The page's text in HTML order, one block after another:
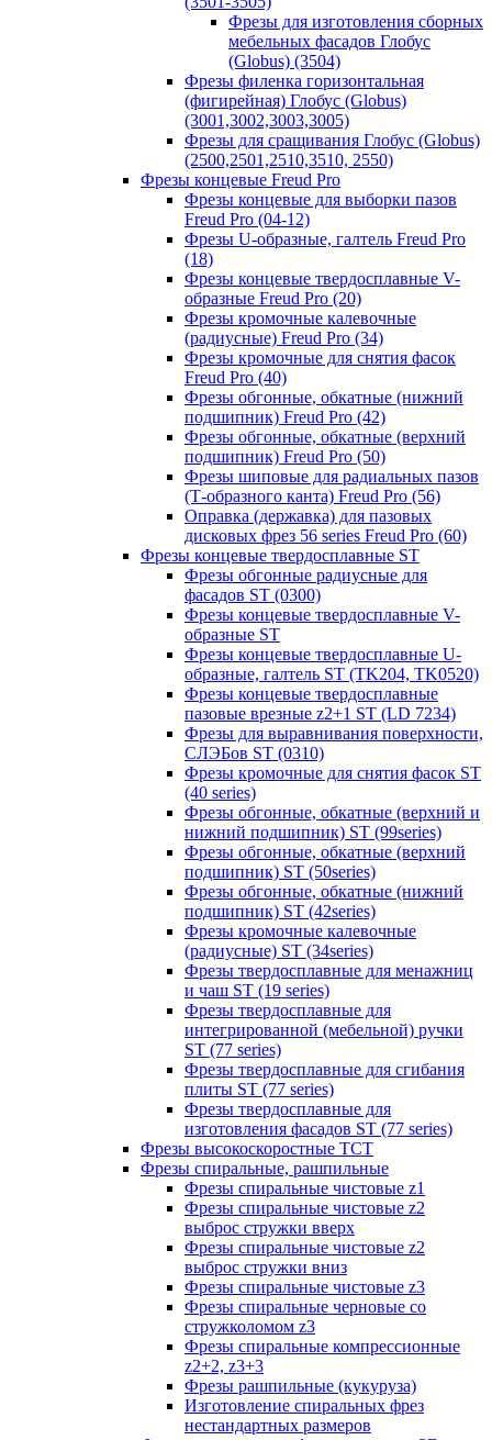
Фрезы для изготовления сборных
мебельных фасадов Глобус
(Globus) (3504)
Фрезы филенка горизонтальная
(фигирейная) Глобус (Globus)
(3001,3002,3003,3005)
Фрезы для сращивания Глобус (Globus)
(2500,2501,2510,3510, 2550)
Фрезы концевые Freud Pro
Фрезы концевые для выборки пазов
Freud Pro (04-12)
Фрезы U-образные, галтель Freud Pro
(18)
Фрезы концевые твердосплавные V-
образные Freud Pro (20)
Фрезы кромочные калевочные
(радиусные) Freud Pro (34)
Фрезы кромочные для снятия фасок
Freud Pro (40)
Фрезы обгонные, обкатные (нижний
подшипник) Freud Pro (42)
Фрезы обгонные, обкатные (верхний
подшипник) Freud Pro (50)
Фрезы шиповые для радиальных пазов
(Т-образного канта) Freud Pro (56)
Оправка (державка) для пазовых
дисковых фрез 56 series Freud Pro (60)
Фрезы концевые твердосплавные ST
Фрезы обгонные радиусные для
фасадов ST (0300)
Фрезы концевые твердосплавные V-
образные ST
Фрезы концевые твердосплавные U-
образные, галтель ST (TK204, TK0520)
Фрезы концевые твердосплавные
пазовые врезные z2+1 ST (LD 7234)
Фрезы для выравнивания поверхности,
СЛЭБов ST (0310)
Фрезы кромочные для снятия фасок ST
(40 series)
Фрезы обгонные, обкатные (верхний и
нижний подшипник) ST (99series)
Фрезы обгонные, обкатные (верхний
подшипник) ST (50series)
Фрезы обгонные, обкатные (нижний
подшипник) ST (42series)
Фрезы кромочные калевочные
(радиусные) ST (34series)
Фрезы твердосплавные для менажниц
и чаш ST (19 series)
Фрезы твердосплавные для
интегрированной (мебельной) ручки
ST (77 series)
Фрезы твердосплавные для сгибания
плиты ST (77 series)
Фрезы твердосплавные для
изготовления фасадов ST (77 series)
Фрезы высокоскоростные ТСТ
Фрезы спиральные, рашпильные
Фрезы спиральные чистовые z1
Фрезы спиральные чистовые z2
выброс стружки вверх
Фрезы спиральные чистовые z2
выброс стружки вниз
Фрезы спиральные чистовые z3
Фрезы спиральные черновые со
стружколомом z3
Фрезы спиральные компрессионные
z2+2, z3+3
Фрезы рашпильные (кукуруза)
Изготовление спиральных фрез
нестандартных размеров